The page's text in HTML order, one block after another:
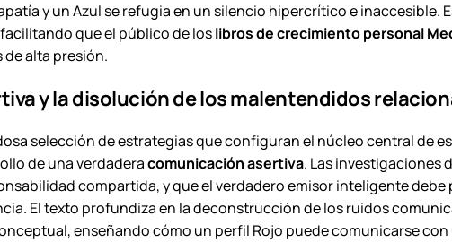
y un Azul se refugia en un silencio hipercrítico e
que el público de loslibros de crecimiento personal
alta presión.
y la disolución de los malentendidos
selección de estrategias que configuran el núcleo central de
de una verdaderacomunicación asertiva. Las investigaciones
compartida, y que el verdadero emisor inteligente
El texto profundiza en la deconstrucción de los ruidos
enseñando cómo un perfil Rojo puede comunicarse